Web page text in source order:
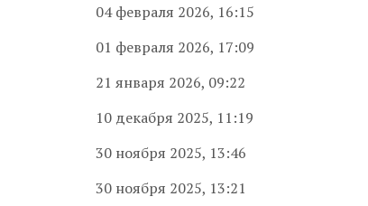
04 февраля 2026, 16:15
01 февраля 2026, 17:09
21 января 2026, 09:22
10 декабря 2025, 11:19
30 ноября 2025, 13:46
30 ноября 2025, 13:21